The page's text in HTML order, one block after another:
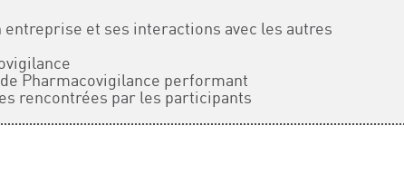
entreprise et ses interactions avec les autres
Pharmacovigilance performant
rencontrées par les participants